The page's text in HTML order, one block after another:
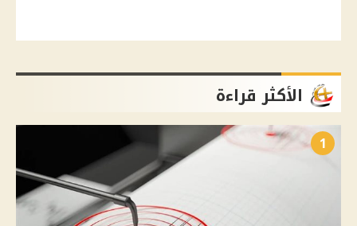
الأكثر قراءة
1